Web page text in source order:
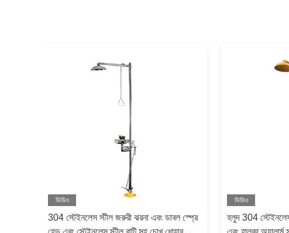
ভিডিও
304 স্টেইনলেস স্টীল জরুরী ঝরনা এবং ডাবল স্প্রে
ভিডিও
হলুদ 304